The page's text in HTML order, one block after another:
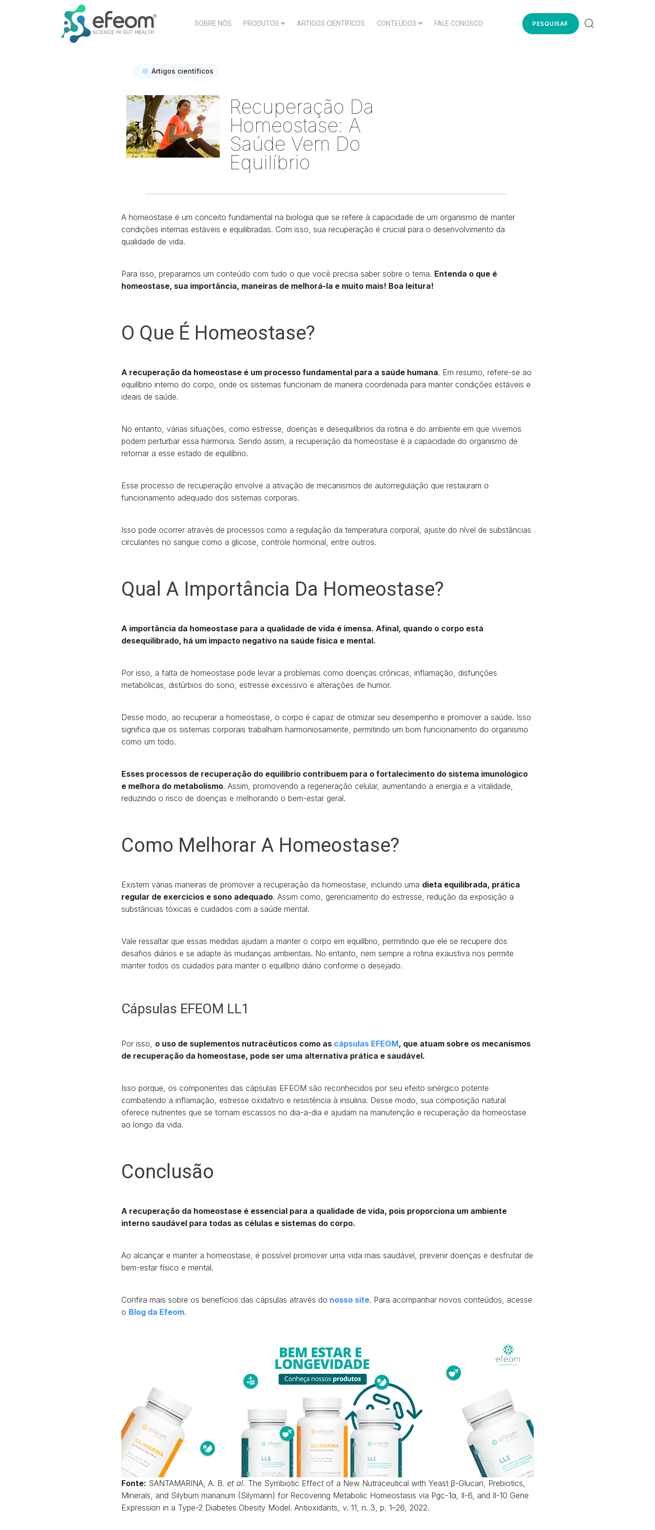
SOBRE NÓS PRODUTOS ARTIGOS CIENTÍFICOS CONTEÚDOS FALE CONOSCO
Artigos científicos
Recuperação Da
Homeostase: A
Saúde Vem Do
Equilíbrio
A homeostase é um conceito fundamental na biologia que se refere à capacidade de um organismo de manter
condições internas estáveis e equilibradas. Com isso, sua recuperação é crucial para o desenvolvimento da
qualidade de vida.
Para isso, preparamos um conteúdo com tudo o que você precisa saber sobre o tema. Entenda o que é
homeostase, sua importância, maneiras de melhorá-la e muito mais! Boa leitura!
O Que É Homeostase?
A recuperação da homeostase é um processo fundamental para a saúde humana. Em resumo, refere-se ao
equilíbrio interno do corpo, onde os sistemas funcionam de maneira coordenada para manter condições estáveis e
ideais de saúde.
No entanto, várias situações, como estresse, doenças e desequilíbrios da rotina e do ambiente em que vivemos
podem perturbar essa harmonia. Sendo assim, a recuperação da homeostase é a capacidade do organismo de
retornar a esse estado de equilíbrio.
Esse processo de recuperação envolve a ativação de mecanismos de autorregulação que restauram o
funcionamento adequado dos sistemas corporais.
Isso pode ocorrer através de processos como a regulação da temperatura corporal, ajuste do nível de substâncias
circulantes no sangue como a glicose, controle hormonal, entre outros.
Qual A Importância Da Homeostase?
A importância da homeostase para a qualidade de vida é imensa. Afinal, quando o corpo está
desequilibrado, há um impacto negativo na saúde física e mental.
Por isso, a falta de homeostase pode levar a problemas como doenças crônicas, inflamação, disfunções
metabólicas, distúrbios do sono, estresse excessivo e alterações de humor.
Desse modo, ao recuperar a homeostase, o corpo é capaz de otimizar seu desempenho e promover a saúde. Isso
significa que os sistemas corporais trabalham harmoniosamente, permitindo um bom funcionamento do organismo
como um todo.
Esses processos de recuperação do equilíbrio contribuem para o fortalecimento do sistema imunológico
e melhora do metabolismo. Assim, promovendo a regeneração celular, aumentando a energia e a vitalidade,
reduzindo o risco de doenças e melhorando o bem-estar geral.
Como Melhorar A Homeostase?
Existem várias maneiras de promover a recuperação da homeostase, incluindo uma dieta equilibrada, prática
regular de exercícios e sono adequado. Assim como, gerenciamento do estresse, redução da exposição a
substâncias tóxicas e cuidados com a saúde mental.
Vale ressaltar que essas medidas ajudam a manter o corpo em equilíbrio, permitindo que ele se recupere dos
desafios diários e se adapte às mudanças ambientais. No entanto, nem sempre a rotina exaustiva nos permite
manter todos os cuidados para manter o equilíbrio diário conforme o desejado.
Cápsulas EFEOM LL1
Por isso, o uso de suplementos nutracêuticos como as cápsulas EFEOM, que atuam sobre os mecanismos
de recuperação da homeostase, pode ser uma alternativa prática e saudável.
Isso porque, os componentes das cápsulas EFEOM são reconhecidos por seu efeito sinérgico potente
combatendo a inflamação, estresse oxidativo e resistência à insulina. Desse modo, sua composição natural
oferece nutrientes que se tornam escassos no dia-a-dia e ajudam na manutenção e recuperação da homeostase
ao longo da vida.
Conclusão
A recuperação da homeostase é essencial para a qualidade de vida, pois proporciona um ambiente
interno saudável para todas as células e sistemas do corpo.
Ao alcançar e manter a homeostase, é possível promover uma vida mais saudável, prevenir doenças e desfrutar de
bem-estar físico e mental.
Confira mais sobre os benefícios das cápsulas através do nosso site. Para acompanhar novos conteúdos, acesse
o Blog da Efeom.
Fonte: SANTAMARINA, A. B. et al. The Symbiotic Effect of a New Nutraceutical with Yeast β-Glucan, Prebiotics,
Minerals, and Silybum marianum (Silymarin) for Recovering Metabolic Homeostasis via Pgc-1α, Il-6, and Il-10 Gene
Expression in a Type-2 Diabetes Obesity Model. Antioxidants, v. 11, n. 3, p. 1–26, 2022.